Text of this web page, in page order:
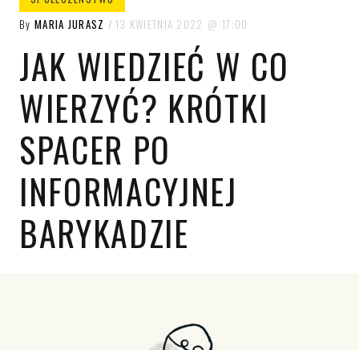
By MARIA JURASZ 13 KWIETNIA 2022 17:00
JAK WIEDZIEĆ W CO
WIERZYĆ? KRÓTKI
SPACER PO
INFORMACYJNEJ
BARYKADZIE